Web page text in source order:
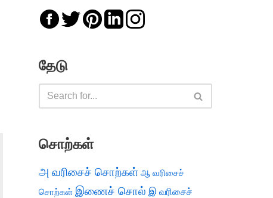
தேடு
சொற்கள்
அ வரிசைச் சொற்கள் ஆ வரிசைச்
சொற்கள் இணைச் சொல் இ வரிசைச்